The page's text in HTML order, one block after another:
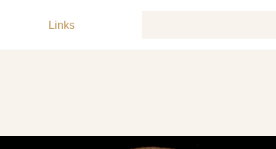
Links